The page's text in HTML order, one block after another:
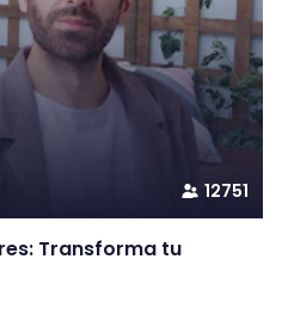
12751
Transforma tu